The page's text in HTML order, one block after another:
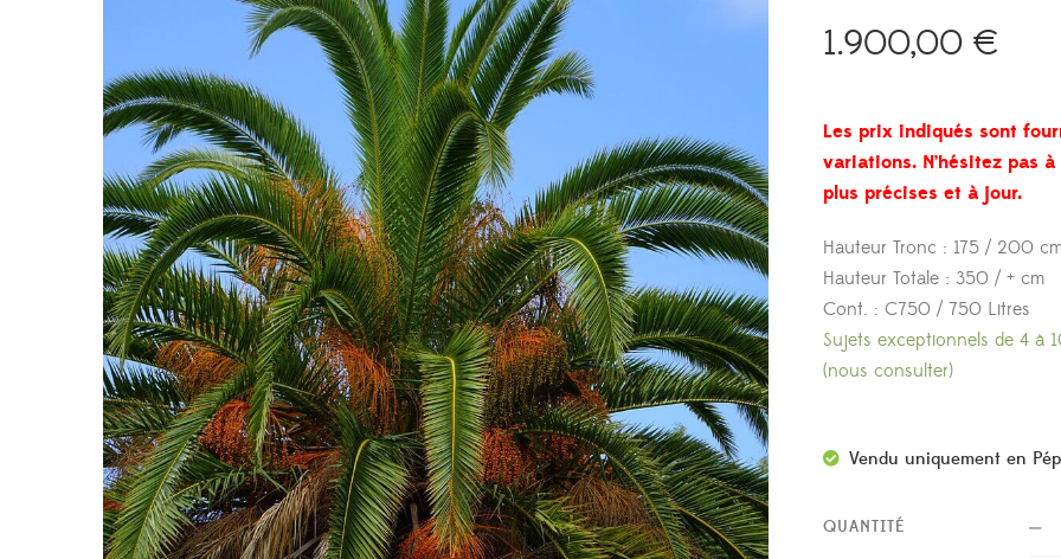
1.900,00€
Les prix indiqués sont
variations. N’hésitez pas
plus précises et à jour.
Hauteur Tronc : 175 / 200
Hauteur Totale : 350 / + cm
Cont. : C750 / 750 Litres
Sujets exceptionnels de 4 à
(nous consulter)
Vendu uniquement en
QUANTITÉ